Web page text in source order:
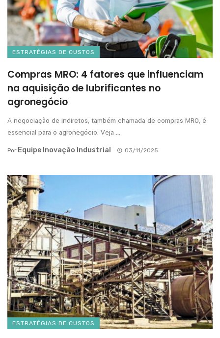
ESTRATÉGIAS DE CUSTOS
Compras MRO: 4 fatores que influenciam
na aquisição de lubrificantes no
agronegócio
A negociação de indiretos, também chamada de compras MRO, é
essencial para o agronegócio. Veja ...
Por Equipe Inovação Industrial 03/11/2025
ESTRATÉGIAS DE CUSTOS